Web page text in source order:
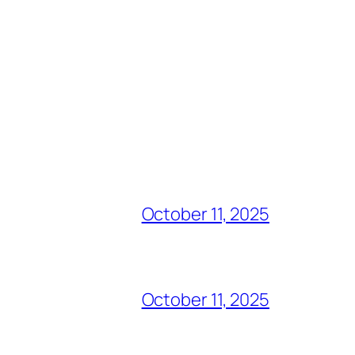
October 11, 2025
October 11, 2025